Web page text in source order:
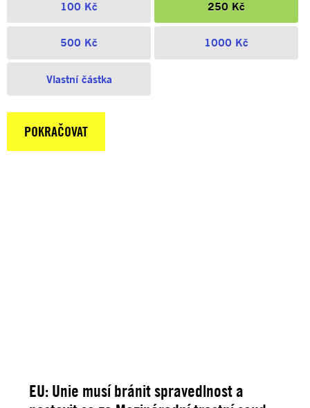
100 Kč 250 Kč
500 Kč 1000 Kč
Vlastní částka
EU: Unie musí bránit spravedlnost a